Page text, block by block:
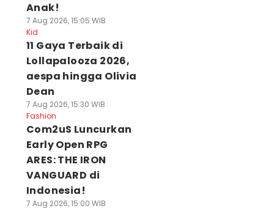
Anak!
7 Aug 2026, 15:05 WIB
Kid
11 Gaya Terbaik di
Lollapalooza 2026,
aespa hingga Olivia
Dean
7 Aug 2026, 15:30 WIB
Fashion
Com2uS Luncurkan
Early Open RPG
ARES: THE IRON
VANGUARD di
Indonesia!
7 Aug 2026, 15:00 WIB